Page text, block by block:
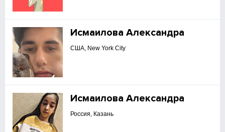
Исмаилова Александра
США, New York City
Исмаилова Александра
Россия, Казань